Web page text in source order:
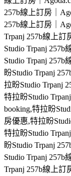
257b線上訂房｜
257b線上訂房｜
Trpanj 257b線上
Studio Trpanj
Studio Trpanj 257b
盼Studio Trpanj
拉盼Studio Trpanj
特拉盼Studio
booking,特拉盼
房優惠,特拉盼
特拉盼Studio
盼Studio Trpanj
Studio Trpanj 257b
Trpanj 257b線上訂